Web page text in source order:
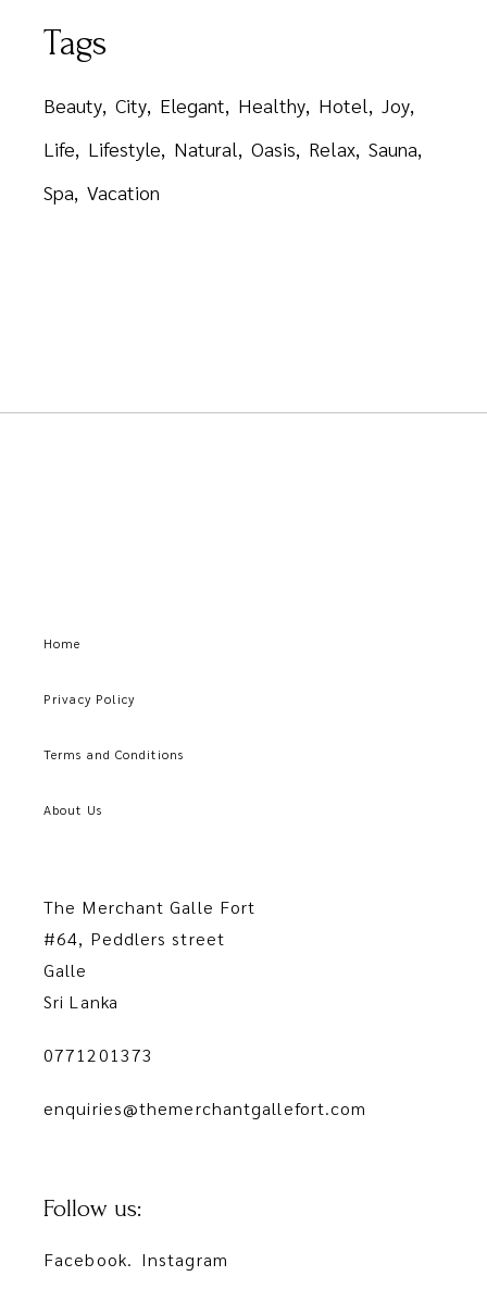
Tags
Beauty City Elegant Healthy Hotel
Joy
Life
Lifestyle Natural Oasis Relax Sauna
Spa Vacation
Home
Privacy Policy
Terms and Conditions
About Us
The Merchant Galle Fort
#64, Peddlers street
Galle
Sri Lanka
0771201373
enquiries@themerchantgallefort.com
Follow us:
Facebook. Instagram